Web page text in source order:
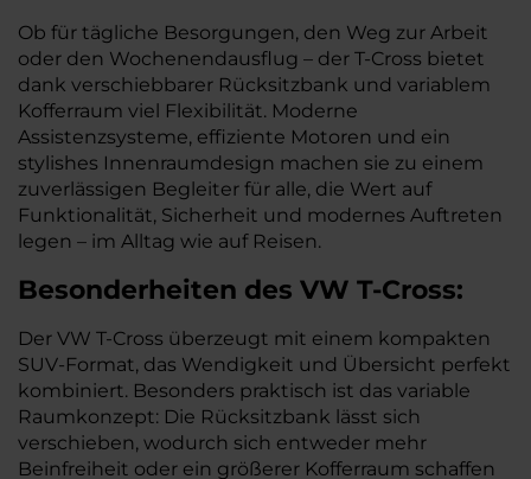
Ob für tägliche Besorgungen, den Weg zur Arbeit
oder den Wochenendausflug – der T-Cross bietet
dank verschiebbarer Rücksitzbank und variablem
Kofferraum viel Flexibilität. Moderne
Assistenzsysteme, effiziente Motoren und ein
stylishes Innenraumdesign machen sie zu einem
zuverlässigen Begleiter für alle, die Wert auf
Funktionalität, Sicherheit und modernes Auftreten
legen – im Alltag wie auf Reisen.
Besonderheiten des VW T-Cross:
Der VW T-Cross überzeugt mit einem kompakten
SUV-Format, das Wendigkeit und Übersicht perfekt
kombiniert. Besonders praktisch ist das variable
Raumkonzept: Die Rücksitzbank lässt sich
verschieben, wodurch sich entweder mehr
Beinfreiheit oder ein größerer Kofferraum schaffen